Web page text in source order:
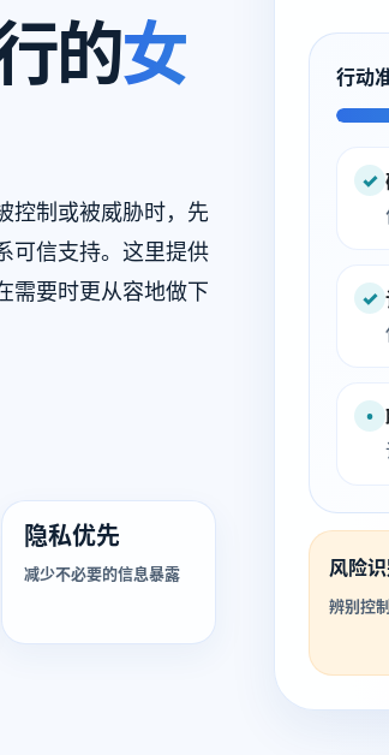
的女
控制或被威胁时，先
可信支持。这里提供
需要时更从容地做下
隐私优先
减少不必要的信息暴露
行动
✓
✓
•
风险
辨别控